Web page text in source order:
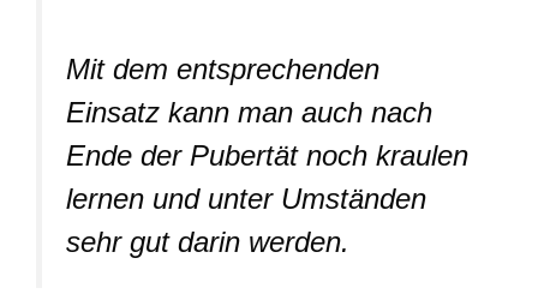
Mit dem entsprechenden
Einsatz kann man auch nach
Ende der Pubertät noch kraulen
lernen und unter Umständen
sehr gut darin werden.